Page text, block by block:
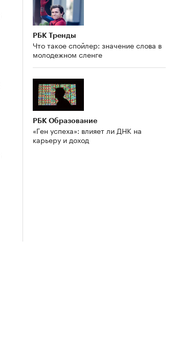
РБК Тренды
Что такое спойлер: значение слова в
молодежном сленге
РБК Образование
«Ген успеха»: влияет ли ДНК на
карьеру и доход